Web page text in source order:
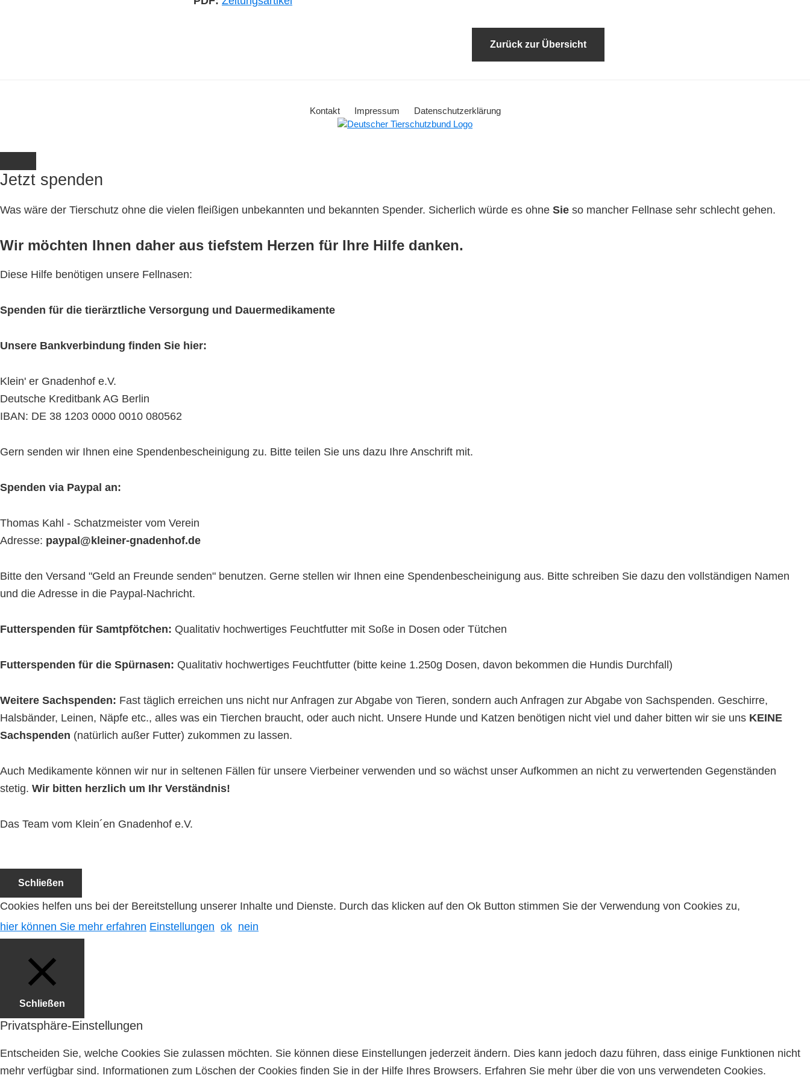
Zurück zur Übersicht
Kontakt Impressum Datenschutzerklärung
Jetzt spenden
Was wäre der Tierschutz ohne die vielen fleißigen unbekannten und bekannten Spender. Sicherlich würde es ohne Sie so mancher Fellnase sehr schlecht gehen.
Wir möchten Ihnen daher aus tiefstem Herzen für Ihre Hilfe danken.
Diese Hilfe benötigen unsere Fellnasen:
Spenden für die tierärztliche Versorgung und Dauermedikamente
Unsere Bankverbindung finden Sie hier:
Klein' er Gnadenhof e.V.
Deutsche Kreditbank AG Berlin
IBAN: DE 38 1203 0000 0010 080562
Gern senden wir Ihnen eine Spendenbescheinigung zu. Bitte teilen Sie uns dazu Ihre Anschrift mit.
Spenden via Paypal an:
Thomas Kahl - Schatzmeister vom Verein
Adresse: paypal@kleiner-gnadenhof.de
Bitte den Versand "Geld an Freunde senden" benutzen. Gerne stellen wir Ihnen eine Spendenbescheinigung aus. Bitte schreiben Sie dazu den vollständigen Namen
und die Adresse in die Paypal-Nachricht.
Futterspenden für Samtpfötchen: Qualitativ hochwertiges Feuchtfutter mit Soße in Dosen oder Tütchen
Futterspenden für die Spürnasen: Qualitativ hochwertiges Feuchtfutter (bitte keine 1.250g Dosen, davon bekommen die Hundis Durchfall)
Weitere Sachspenden: Fast täglich erreichen uns nicht nur Anfragen zur Abgabe von Tieren, sondern auch Anfragen zur Abgabe von Sachspenden. Geschirre,
Halsbänder, Leinen, Näpfe etc., alles was ein Tierchen braucht, oder auch nicht. Unsere Hunde und Katzen benötigen nicht viel und daher bitten wir sie uns KEINE
Sachspenden (natürlich außer Futter) zukommen zu lassen.
Auch Medikamente können wir nur in seltenen Fällen für unsere Vierbeiner verwenden und so wächst unser Aufkommen an nicht zu verwertenden Gegenständen
stetig. Wir bitten herzlich um Ihr Verständnis!
Das Team vom Klein´en Gnadenhof e.V.
Schließen
Cookies helfen uns bei der Bereitstellung unserer Inhalte und Dienste. Durch das klicken auf den Ok Button stimmen Sie der Verwendung von Cookies zu,
hier können Sie mehr erfahren Einstellungen ok nein
Schließen
Privatsphäre-Einstellungen
Entscheiden Sie, welche Cookies Sie zulassen möchten. Sie können diese Einstellungen jederzeit ändern. Dies kann jedoch dazu führen, dass einige Funktionen nicht
mehr verfügbar sind. Informationen zum Löschen der Cookies finden Sie in der Hilfe Ihres Browsers. Erfahren Sie mehr über die von uns verwendeten Cookies.